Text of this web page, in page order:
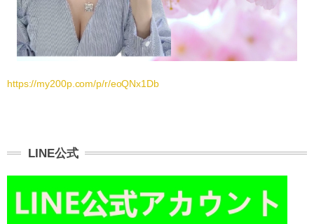
https://my200p.com/p/r/eoQNx1Db
LINE公式